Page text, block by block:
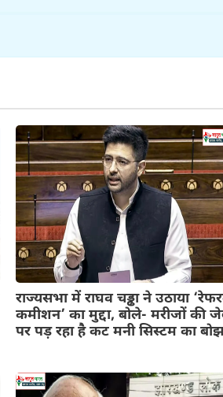
राज्यसभा में राघव चड्ढा ने उठाया
कमीशन’ का मुद्दा, बोले- मरीजों की
पर पड़ रहा है कट मनी सिस्टम का